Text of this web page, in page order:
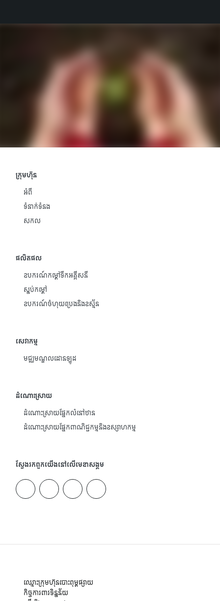
ក្រុមហ៊ុន
អំពី
ទំនាក់ទំនង
សកល
ផលិតផល
ឧបករណ៍កម្តៅទឹកអគ្គីសនី
ស្នប់កម្ដៅ
ឧបករណ៍ចំហុយប្រេងនិងឧស្ម័ន
សេវាកម្ម
មជ្ឈមណ្ឌលដោនឡូដ
ដំណោះស្រាយ
ដំណោះស្រាយផ្នែកលំនៅឋាន
ដំណោះស្រាយផ្នែកពាណិជ្ជកម្មនិងឧស្សាហកម្ម
ស្វែងរកពួកយើងនៅលើមេឌាសង្គម
ឈ្មោះក្រុមហ៊ុនបោះពុម្ពផ្សាយ
កិច្ចការពារទិន្នន័យ